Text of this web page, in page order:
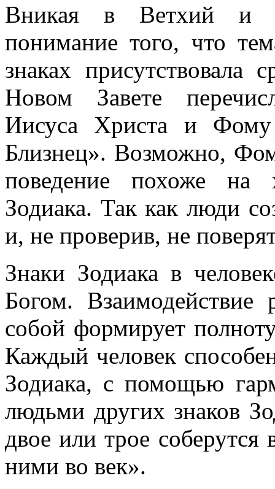
Вникая в Ветхий и
понимание того, что
знаках присутствовала
Новом Завете
Иисуса Христа и
Близнец». Возможно,
поведение похоже на
Зодиака. Так как люди
и, не проверив, не
Знаки Зодиака в
Богом. Взаимодействие
собой формирует
Каждый человек
Зодиака, с помощью
людьми других знаков
двое или трое
ними во век».